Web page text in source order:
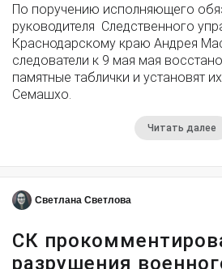
По поручению исполняющего
руководителя Следственного
Краснодарскому краю Андрея
следователи к 9 мая мая
памятные таблички и установят
Семашхо.
Читать далее
Светлана Светлова
СК
разрушения